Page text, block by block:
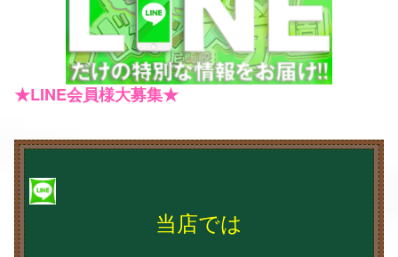
★LINE会員様大募集★
当店では